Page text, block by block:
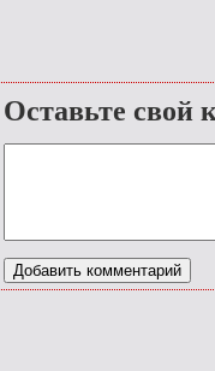
Оставьте свой